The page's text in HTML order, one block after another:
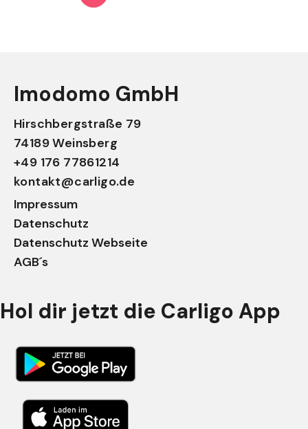
Imodomo GmbH
Hirschbergstraße 79
74189 Weinsberg
+49 176 77861214
kontakt@carligo.de
Impressum
Datenschutz
Datenschutz Webseite
AGB´s
Hol dir jetzt die Carligo App